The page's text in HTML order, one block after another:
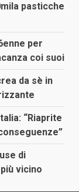
pasticche
per
coi suoi
da sè in
“Riaprite
di
vicino